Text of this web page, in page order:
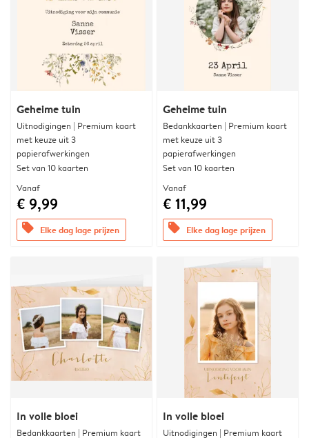
Geheime tuin
Uitnodigingen | Premium kaart
met keuze uit 3
papierafwerkingen
Set van 10 kaarten
Vanaf
€ 9,99
offers Elke dag lage prijzen
Geheime tuin
Bedankkaarten | Premium kaart
met keuze uit 3
papierafwerkingen
Set van 10 kaarten
Vanaf
€ 11,99
offers Elke dag lage prijzen
In volle bloei
Bedankkaarten | Premium kaart
In volle bloei
Uitnodigingen | Premium kaart